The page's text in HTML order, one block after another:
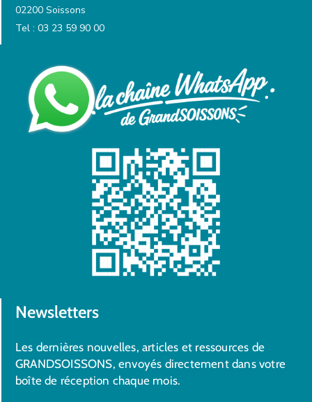
02200 Soissons
Tel : 03 23 59 90 00
Newsletters
Les dernières nouvelles, articles et ressources de
GRANDSOISSONS, envoyés directement dans votre
boîte de réception chaque mois.